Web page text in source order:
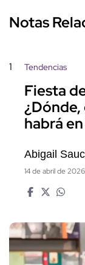
Notas
1 Tendencias
Fiesta
habrá
Abigail
14 de abril de 2026